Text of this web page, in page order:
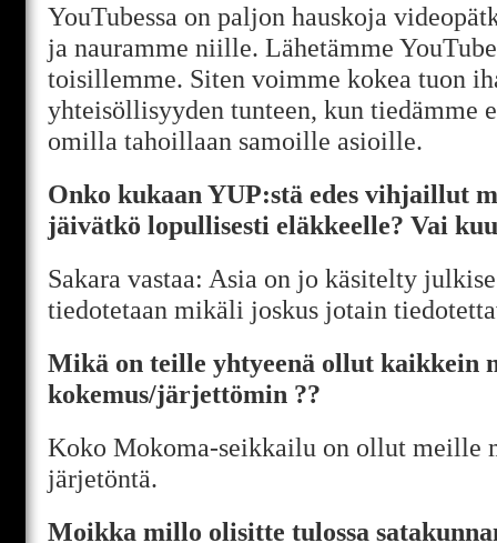
YouTubessa on paljon hauskoja
ja nauramme niille. Lähetämme
toisillemme. Siten voimme kokea tuon
yhteisöllisyyden tunteen, kun tiedämme
omilla tahoillaan samoille asioille.
Onko kukaan YUP:stä edes vihjaillut
jäivätkö lopullisesti eläkkeelle? Vai
Sakara vastaa: Asia on jo käsitelty
tiedotetaan mikäli joskus jotain
Mikä on teille yhtyeenä ollut kaikkein
kokemus/järjettömin ??
Koko Mokoma-seikkailu on ollut meille
järjetöntä.
Moikka millo olisitte tulossa